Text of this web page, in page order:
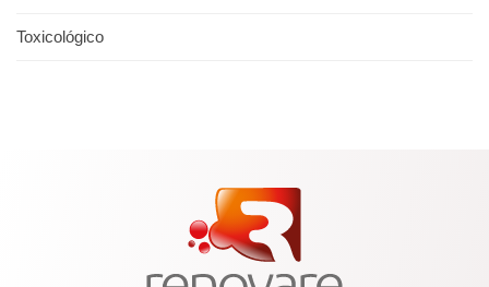
Toxicológico